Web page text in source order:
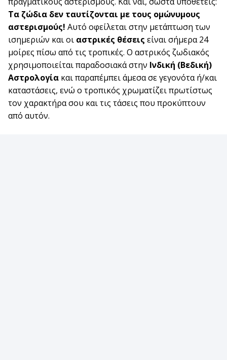
Τα ζώδια δεν ταυτίζονται με τους ομώνυμους
αστερισμούς! Αυτό οφείλεται στην μετάπτωση των
ισημεριών και οι αστρικές θέσεις είναι σήμερα 24
μοίρες πίσω από τις τροπικές. Ο αστρικός ζωδιακός
χρησιμοποιείται παραδοσιακά στην Ινδική (Βεδική)
Αστρολογία και παραπέμπει άμεσα σε γεγονότα ή/και
καταστάσεις, ενώ ο τροπικός χρωματίζει πρωτίστως
τον χαρακτήρα σου και τις τάσεις που προκύπτουν
από αυτόν.